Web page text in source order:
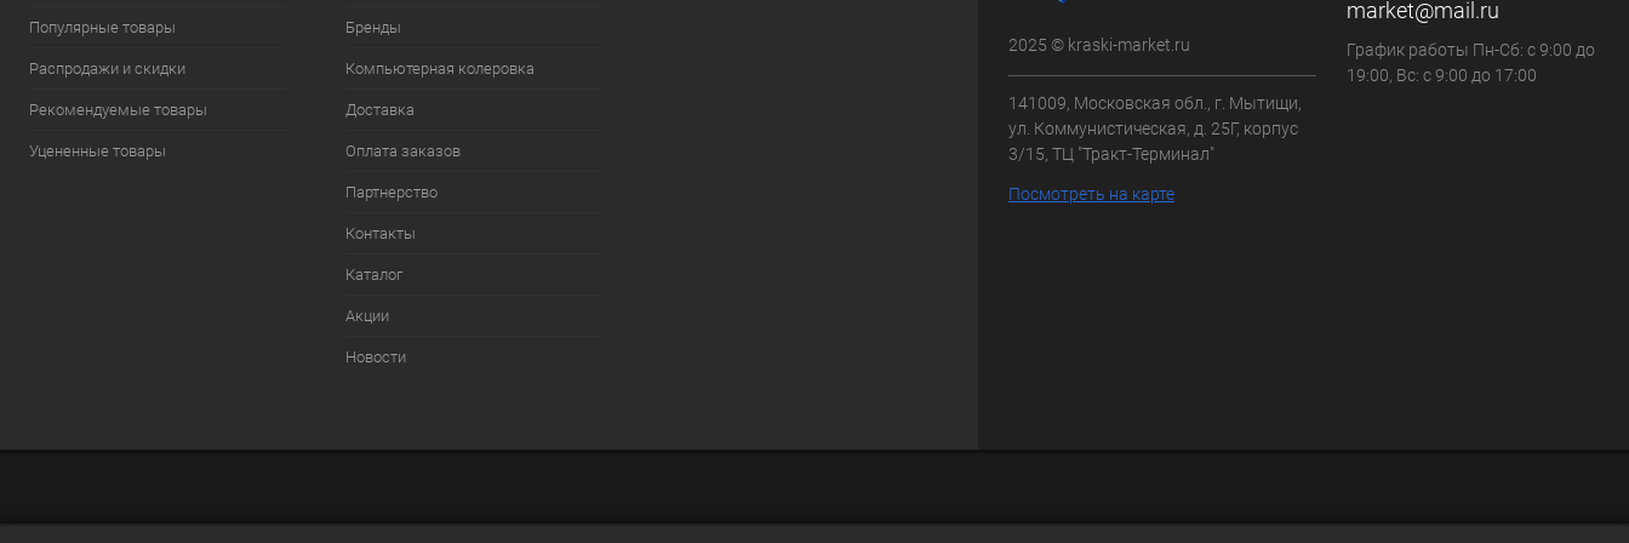
Популярные товары
Распродажи и скидки
Рекомендуемые товары
Уцененные товары
Бренды
Компьютерная колеровка
Доставка
Оплата заказов
Партнерство
Контакты
Каталог
Акции
Новости
2025 © kraski-market.ru
141009, Московская обл., г. Мытищи,
ул. Коммунистическая, д. 25Г, корпус
3/15, ТЦ "Тракт-Терминал"
Посмотреть на карте
market@mail.ru
График работы Пн-Сб: с 9:00 до
19:00, Вс: с 9:00 до 17:00